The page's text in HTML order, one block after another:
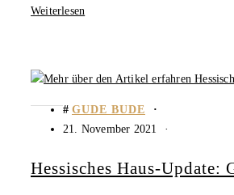
Weiterlesen
GUDE BUDE
21. November 2021
Hessisches Haus-Update: